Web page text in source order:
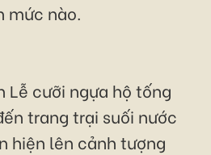
mức nào.
Lễ cưỡi ngựa hộ tống
trang trại suối nước
hiện lên cảnh tượng